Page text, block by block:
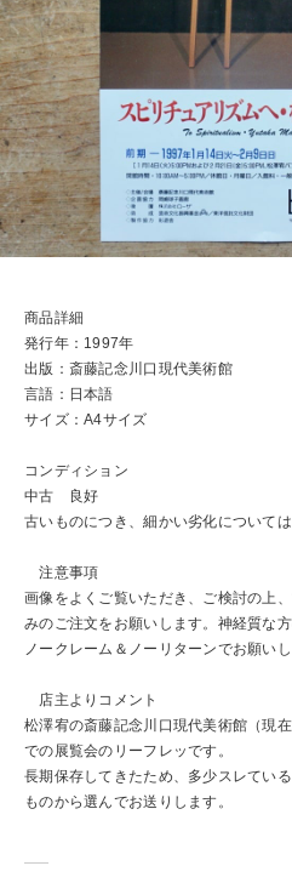
商品詳細
発行年：1997年
出版：斎藤記念川口現代美術館
言語：日本語
サイズ：A4サイズ
コンディション
中古 良好
古いものにつき、細かい劣化について
注意事項
画像をよくご覧いただき、ご検討の上
みのご注文をお願いします。神経質な
ノークレーム＆ノーリターンでお願いし
店主よりコメント
松澤宥の斎藤記念川口現代美術館（現
での展覧会のリーフレッです。
長期保存してきたため、多少スレてい
ものから選んでお送りします。